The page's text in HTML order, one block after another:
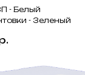
- Белый
- Зеленый